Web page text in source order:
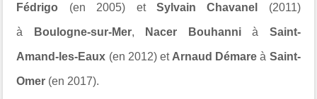
Fédrigo (en 2005) et Sylvain Chavanel (2011)
à Boulogne-sur-Mer, Nacer Bouhannià Saint-
Amand-les-Eaux (en 2012) et Arnaud Démare à Saint-
Omer (en 2017).